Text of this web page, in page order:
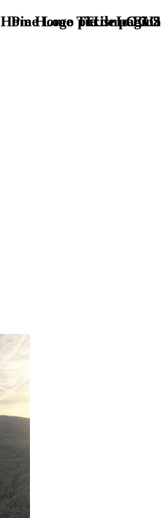
TU - LOGO
Home Logo pie de página
Pie Home Turismo EUS